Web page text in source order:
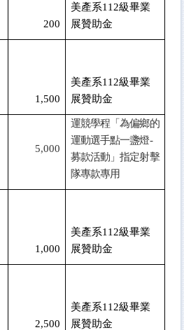
200
美產系112級畢業
展贊助金
1,500
美產系112級畢業
展贊助金
5,000
運競學程「為偏鄉的
運動選手點一盞燈-
募款活動」指定射擊
隊專款專用
1,000
美產系112級畢業
展贊助金
2,500
美產系112級畢業
展贊助金